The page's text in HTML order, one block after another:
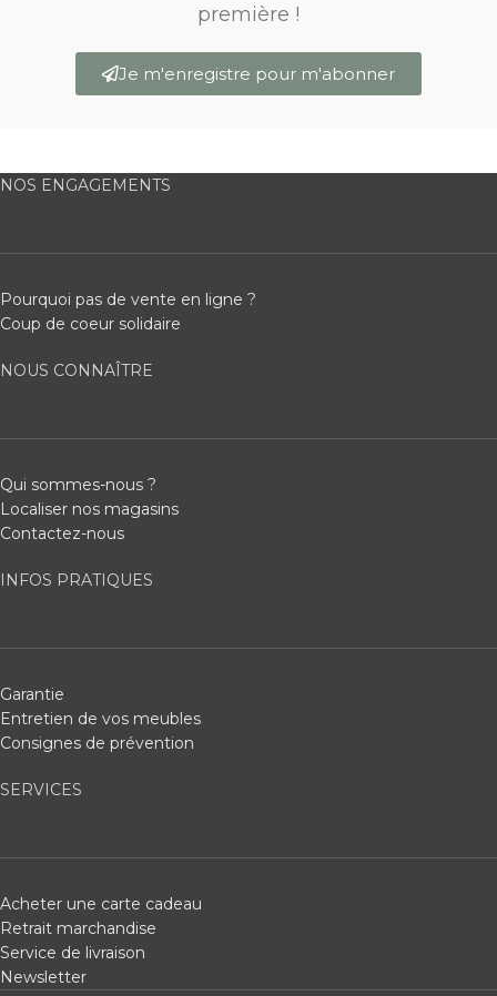
première !
Je m'enregistre pour m'abonner
NOS ENGAGEMENTS
Pourquoi pas de vente en ligne ?
Coup de coeur solidaire
NOUS CONNAÎTRE
Qui sommes-nous ?
Localiser nos magasins
Contactez-nous
INFOS PRATIQUES
Garantie
Entretien de vos meubles
Consignes de prévention
SERVICES
Acheter une carte cadeau
Retrait marchandise
Service de livraison
Newsletter